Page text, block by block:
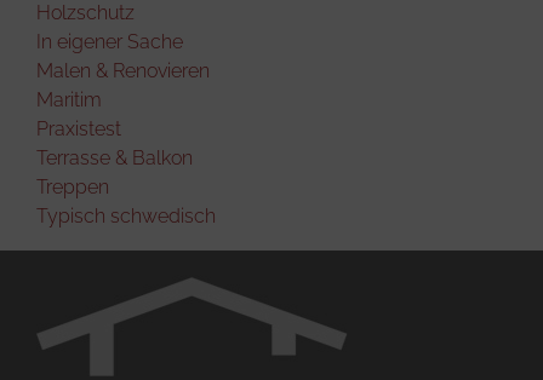
Holzschutz
In eigener Sache
Malen & Renovieren
Maritim
Praxistest
Terrasse & Balkon
Treppen
Typisch schwedisch